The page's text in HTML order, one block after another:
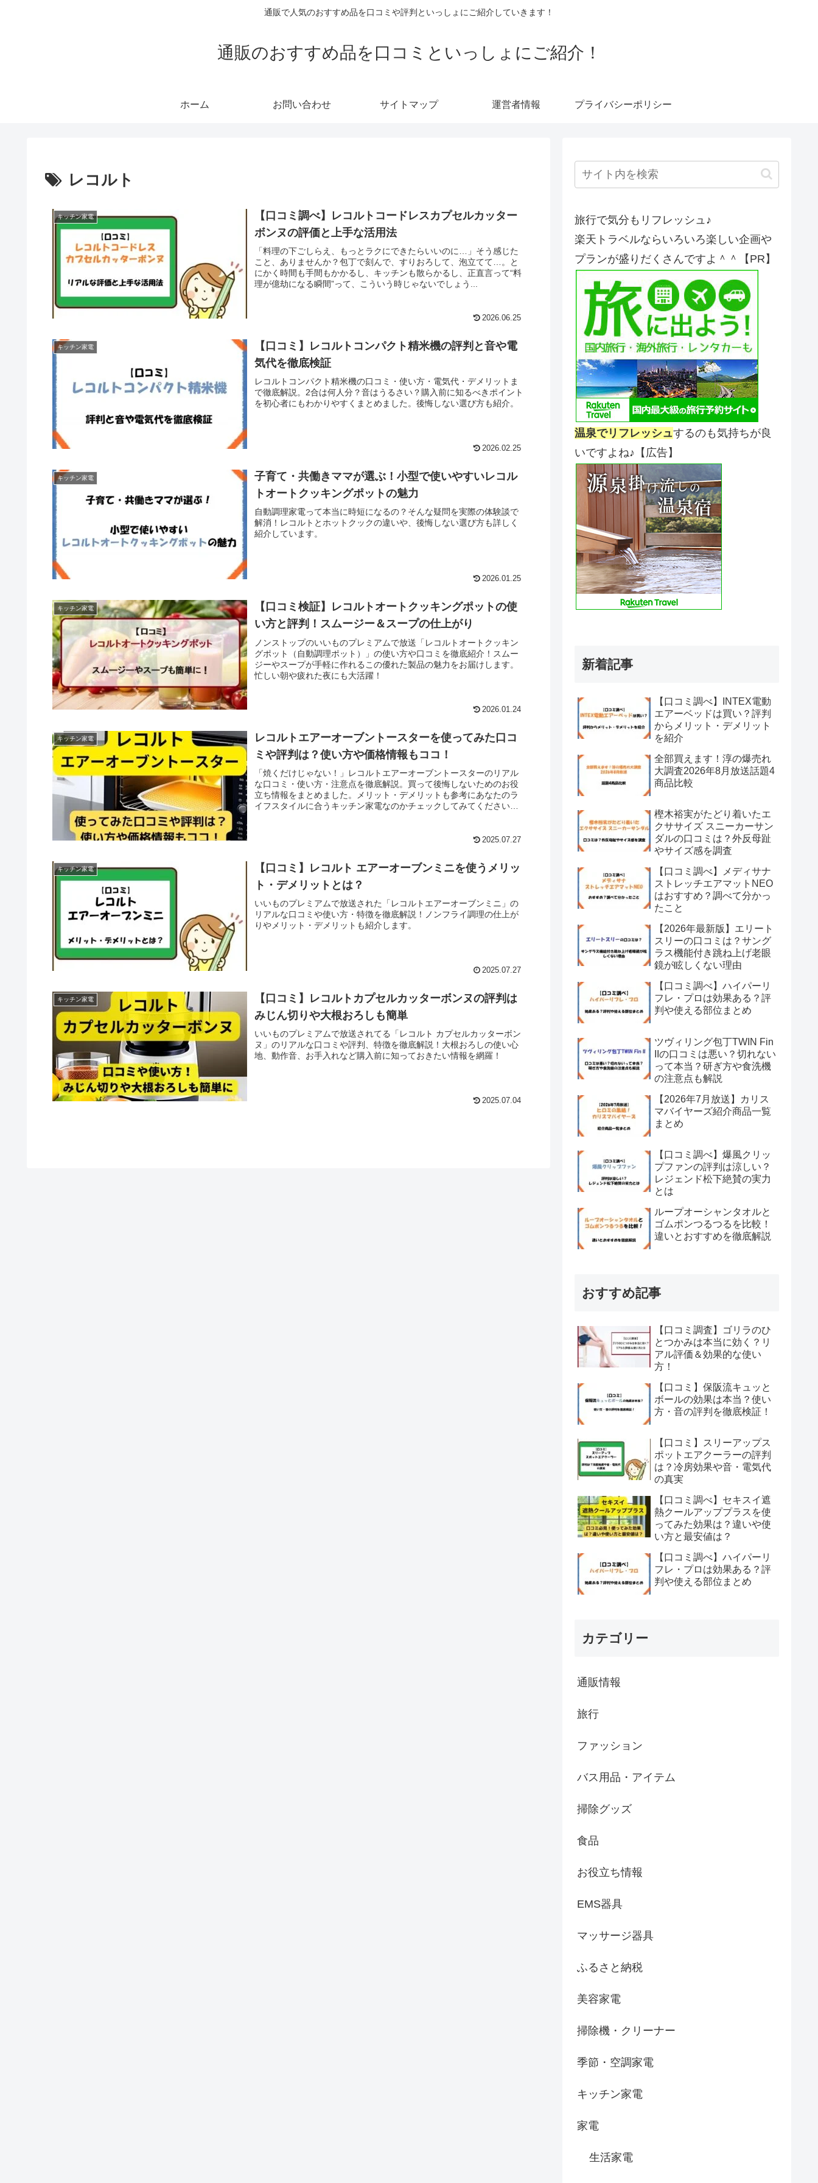
通販で人気のおすすめ品を口コミや評判といっしょにご紹介していきます！
通販のおすすめ品を口コミといっしょにご紹介！
ホーム お問い合わせ サイトマップ 運営者情報 プライバシーポリシー
レコルト
キッチン家電
【口コミ調べ】レコルトコードレスカプセルカッター
ボンヌの評価と上手な活用法
「料理の下ごしらえ、もっとラクにできたらいいのに…」そう感じた
こと、ありませんか？包丁で刻んで、すりおろして、泡立てて…。と
にかく時間も手間もかかるし、キッチンも散らかるし、正直言って“料
理が億劫になる瞬間”って、こういう時じゃないでしょう...
2026.06.25
キッチン家電
【口コミ】レコルトコンパクト精米機の評判と音や電
気代を徹底検証
レコルトコンパクト精米機の口コミ・使い方・電気代・デメリットま
で徹底解説。2合は何人分？音はうるさい？購入前に知るべきポイント
を初心者にもわかりやすくまとめました。後悔しない選び方も紹介。
2026.02.25
キッチン家電
子育て・共働きママが選ぶ！小型で使いやすいレコル
トオートクッキングポットの魅力
自動調理家電って本当に時短になるの？そんな疑問を実際の体験談で
解消！レコルトとホットクックの違いや、後悔しない選び方も詳しく
紹介しています。
2026.01.25
キッチン家電
【口コミ検証】レコルトオートクッキングポットの使
い方と評判！スムージー＆スープの仕上がり
ノンストップのいいものプレミアムで放送「レコルトオートクッキン
グポット（自動調理ポット）」の使い方や口コミを徹底紹介！スムー
ジーやスープが手軽に作れるこの優れた製品の魅力をお届けします。
忙しい朝や疲れた夜にも大活躍！
2026.01.24
キッチン家電
レコルトエアーオーブントースターを使ってみた口コ
ミや評判は？使い方や価格情報もココ！
「焼くだけじゃない！」レコルトエアーオーブントースターのリアル
な口コミ・使い方・注意点を徹底解説。買って後悔しないためのお役
立ち情報をまとめました。メリット・デメリットも参考にあなたのラ
イフスタイルに合うキッチン家電なのかチェックしてみてください
2025.07.27
キッチン家電
【口コミ】レコルト エアーオーブンミニを使うメリッ
ト・デメリットとは？
いいものプレミアムで放送された「レコルトエアーオーブンミニ」の
リアルな口コミや使い方・特徴を徹底解説！ノンフライ調理の仕上が
りやメリット・デメリットも紹介します。
2025.07.27
キッチン家電
【口コミ】レコルトカプセルカッターボンヌの評判は
みじん切りや大根おろしも簡単
いいものプレミアムで放送されてる「レコルト カプセルカッターボン
ヌ」のリアルな口コミや評判、特徴を徹底解説！大根おろしの使い心
地、動作音、お手入れなど購入前に知っておきたい情報を網羅！
2025.07.04
旅行で気分もリフレッシュ♪
楽天トラベルならいろいろ楽しい企画や
プランが盛りだくさんですよ＾＾【PR】
温泉でリフレッシュするのも気持ちが良
いですよね♪【広告】
新着記事
【口コミ調べ】INTEX電動
エアーベッドは買い？評判
からメリット・デメリット
を紹介
全部買えます！淳の爆売れ
大調査2026年8月放送話題4
商品比較
樫木裕実がたどり着いたエ
クササイズ スニーカーサン
ダルの口コミは？外反母趾
やサイズ感を調査
【口コミ調べ】メディサナ
ストレッチエアマットNEO
はおすすめ？調べて分かっ
たこと
【2026年最新版】エリート
スリーの口コミは？サング
ラス機能付き跳ね上げ老眼
鏡が眩しくない理由
【口コミ調べ】ハイパーリ
フレ・プロは効果ある？評
判や使える部位まとめ
ツヴィリング包丁TWIN Fin
IIの口コミは悪い？切れない
って本当？研ぎ方や食洗機
の注意点も解説
【2026年7月放送】カリス
マバイヤーズ紹介商品一覧
まとめ
【口コミ調べ】爆風クリッ
プファンの評判は涼しい？
レジェンド松下絶賛の実力
とは
ループオーシャンタオルと
ゴムポンつるつるを比較！
違いとおすすめを徹底解説
おすすめ記事
【口コミ調査】ゴリラのひ
とつかみは本当に効く？リ
アル評価＆効果的な使い
方！
【口コミ】保阪流キュッと
ボールの効果は本当？使い
方・音の評判を徹底検証！
【口コミ】スリーアップス
ポットエアクーラーの評判
は？冷房効果や音・電気代
の真実
【口コミ調べ】セキスイ遮
熱クールアッププラスを使
ってみた効果は？違いや使
い方と最安値は？
【口コミ調べ】ハイパーリ
フレ・プロは効果ある？評
判や使える部位まとめ
カテゴリー
通販情報
旅行
ファッション
バス用品・アイテム
掃除グッズ
食品
お役立ち情報
EMS器具
マッサージ器具
ふるさと納税
美容家電
掃除機・クリーナー
季節・空調家電
キッチン家電
家電
生活家電